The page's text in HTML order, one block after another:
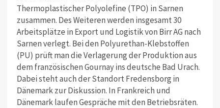
Thermoplastischer Polyolefine (TPO) in Sarnen
zusammen. Des Weiteren werden insgesamt 30
Arbeitsplätze in Export und Logistik von Birr AG nach
Sarnen verlegt. Bei den Polyurethan-Klebstoffen
(PU) prüft man die Verlagerung der Produktion aus
dem französischen Gournay ins deutsche Bad Urach.
Dabei steht auch der Standort Fredensborg in
Dänemark zur Diskussion. In Frankreich und
Dänemark laufen Gespräche mit den Betriebsräten.